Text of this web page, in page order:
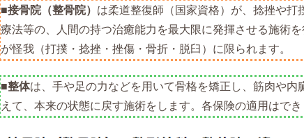
■接骨院（整骨院） は柔道整復師（国家資格）が、捻挫や打
療法等の、人間の持つ治癒能力を最大限に発揮させる施術
が怪我（打撲・捻挫・挫傷・骨折・脱臼）に限られます。
■整体は、手や足の力などを用いて骨格を矯正し、筋肉や内
えて、本来の状態に戻す施術をします。各保険の適用はでき